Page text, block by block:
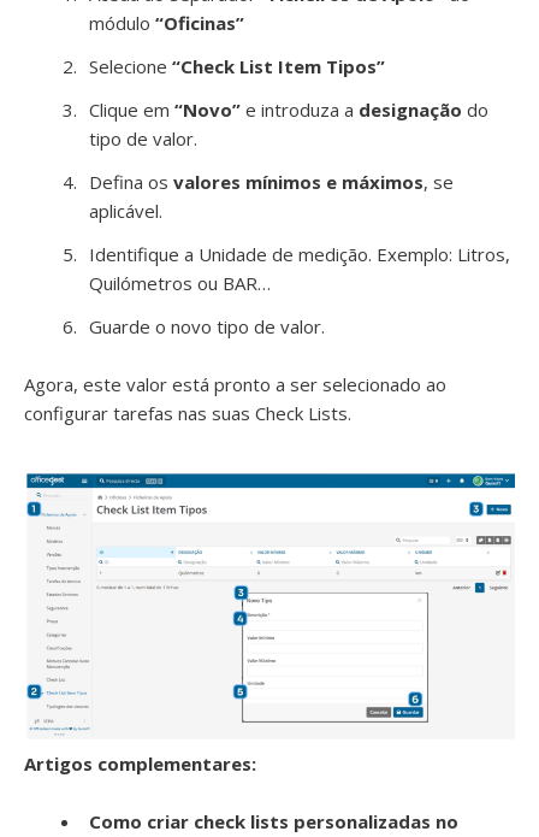
módulo “Oficinas”
Selecione “Check List Item Tipos”
Clique em “Novo” e introduza a designação do
tipo de valor.
Defina os valores mínimos e máximos, se
aplicável.
Identifique a Unidade de medição. Exemplo: Litros,
Quilómetros ou BAR…
Guarde o novo tipo de valor.
Agora, este valor está pronto a ser selecionado ao
configurar tarefas nas suas Check Lists.
Artigos complementares:
Como criar check lists personalizadas no